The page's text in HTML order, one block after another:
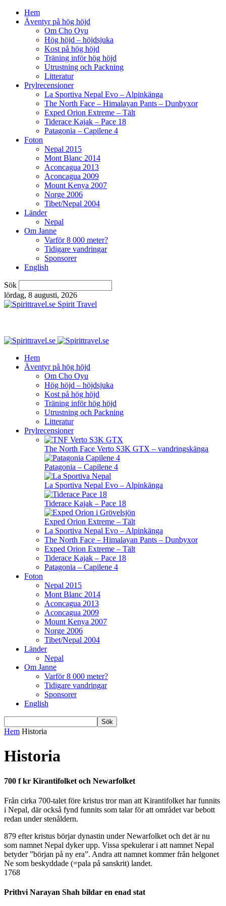
Hem
Äventyr på hög höjd
Om Cho Oyu
Hög höjd – höjdsjuka
Kost på hög höjd
Träning inför hög höjd
Utrustning och Packning
Litteratur
Prylrecensioner
La Sportiva Nepal Evo – Alpinkänga
The North Face – Himalayan Pants – Dunbyxor
Exped Orion Extreme – Tält
Tiderace Kajak – Pace 18
Patagonia – Capilene 4
Foton
Nepal 2015
Mont Blanc 2014
Aconcagua 2013
Aconcagua 2009
Mount Kenya 2007
Norge 2006
Tibet/Nepal 2004
Länder
Nepal
Om Janne
Varför 8 000 meter?
Tidigare vandringar
Sponsorer
English
Sök
lördag, 8 augusti, 2026
Spirit Travel
Hem
Äventyr på hög höjd
Om Cho Oyu
Hög höjd – höjdsjuka
Kost på hög höjd
Träning inför hög höjd
Utrustning och Packning
Litteratur
Prylrecensioner
The North Face Verto S3K GTX – vandringskänga
Patagonia – Capilene 4
La Sportiva Nepal Evo – Alpinkänga
Tiderace Kajak – Pace 18
Exped Orion Extreme – Tält
La Sportiva Nepal Evo – Alpinkänga
The North Face – Himalayan Pants – Dunbyxor
Exped Orion Extreme – Tält
Tiderace Kajak – Pace 18
Patagonia – Capilene 4
Foton
Nepal 2015
Mont Blanc 2014
Aconcagua 2013
Aconcagua 2009
Mount Kenya 2007
Norge 2006
Tibet/Nepal 2004
Länder
Nepal
Om Janne
Varför 8 000 meter?
Tidigare vandringar
Sponsorer
English
Hem Historia
Historia
700 f kr Kirantifolket och Newarfolket
Från cirka 700-talet före kristus tror man att Kirantifolket har funnits
i Nepal, där också fynd funnits som talar för att området var bebott
redan under stenåldern.
879 efter kristus börjar dynastin under Newarfolket och det är nu
som namnet Nepal dyker upp. Vissa spekulerar i att namnet Nepal
betyder ”början på ny era”. Andra att namnet kommer från helgonet
Ne som beskyddade (=pala på sanskrit) landet.
1768
Prithvi Narayan Shah bildar en enad stat